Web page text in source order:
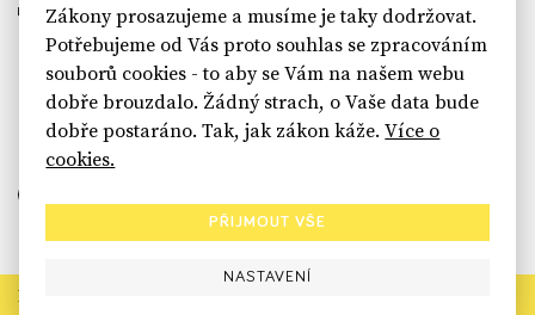
sinfin.digital
Rekonstrukce státu končí. Její členské organizace však dál
Zákony prosazujeme a musíme je taky dodržovat.
Potřebujeme od Vás proto souhlas se zpracováním
souborů cookies - to aby se Vám na našem webu
dobře brouzdalo. Žádný strach, o Vaše data bude
dobře postaráno. Tak, jak zákon káže.Více o
cookies.
PŘIJMOUT VŠE
NASTAVENÍ